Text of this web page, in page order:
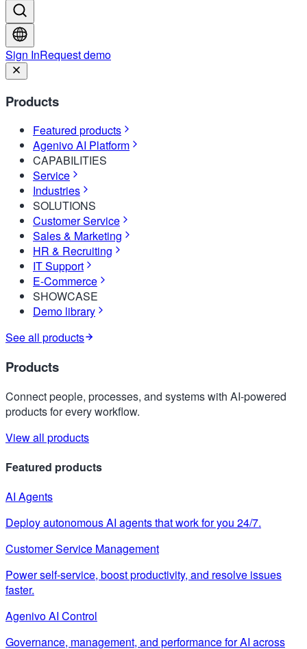
Sign InRequest demo
Products
Featured products
Agenivo AI Platform
CAPABILITIES
Service
Industries
SOLUTIONS
Customer Service
Sales & Marketing
HR & Recruiting
IT Support
E-Commerce
SHOWCASE
Demo library
See all products
Products
Connect people, processes, and systems with AI-powered
products for every workflow.
View all products
Featured products
AI Agents
Deploy autonomous AI agents that work for you 24/7.
Customer Service Management
Power self-service, boost productivity, and resolve issues
faster.
Agenivo AI Control
Governance, management, and performance for AI across